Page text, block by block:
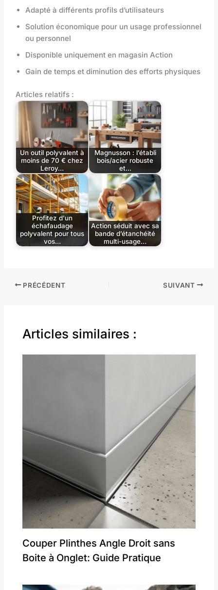
Adapté à différents profils d’utilisateurs
Solution économique pour un usage professionnel
ou personnel
Disponible uniquement en magasin Action
Gain de temps et diminution des efforts physiques
Articles relatifs :
Un outil polyvalent à
moins de 70 € chez
Leroy…
Magnusson : l’établi
bois/acier robuste
et…
Profitez d'un
échafaudage
polyvalent pour tous
vos…
Action séduit avec sa
bande d’étanchéité
multi-usage…
PRÉCÉDENT SUIVANT
Articles similaires :
Couper Plinthes Angle Droit sans
Boite à Onglet: Guide Pratique